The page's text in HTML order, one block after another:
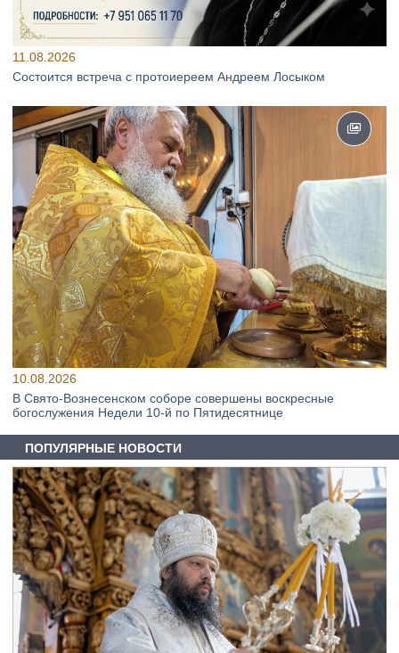
11.08.2026
Состоится встреча с протоиереем Андреем Лосыком
10.08.2026
В Свято‑Вознесенском соборе совершены воскресные
богослужения Недели 10‑й по Пятидесятнице
ПОПУЛЯРНЫЕ НОВОСТИ